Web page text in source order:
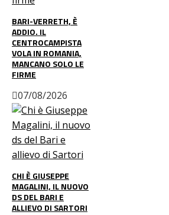
BARI-VERRETH, È
ADDIO. IL
CENTROCAMPISTA
VOLA IN ROMANIA,
MANCANO SOLO LE
FIRME
07/08/2026
CHI È GIUSEPPE
MAGALINI, IL NUOVO
DS DEL BARI E
ALLIEVO DI SARTORI